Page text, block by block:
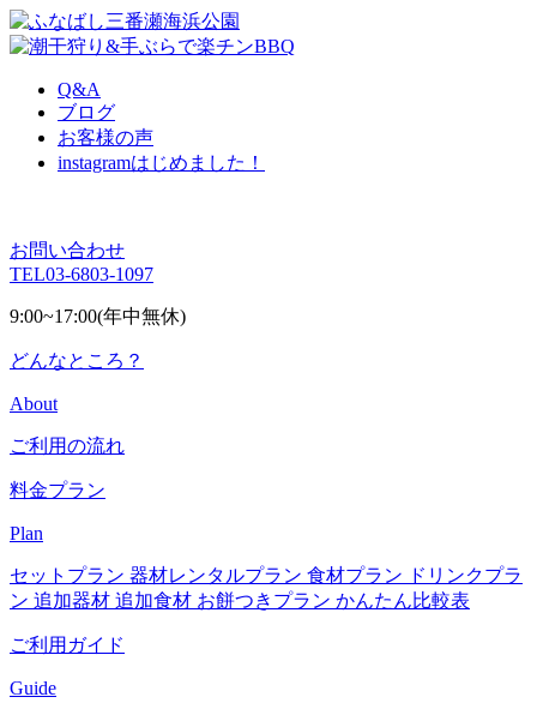
Q&A
ブログ
お客様の声
instagramはじめました！
お問い合わせ
TEL03-6803-1097
9:00~17:00(年中無休)
どんなところ？
About
ご利用の流れ
料金プラン
Plan
セットプラン 器材レンタルプラン 食材プラン ドリンクプラ
ン 追加器材 追加食材 お餅つきプラン かんたん比較表
ご利用ガイド
Guide